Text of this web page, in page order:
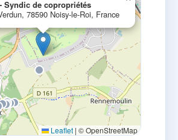
Syndic de copropriétés
78590 Noisy-le-Roi, France
Leaflet | © OpenStreetMap